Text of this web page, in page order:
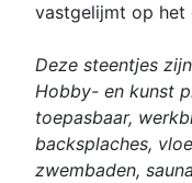
vastgelijmt op het
Deze steentjes
Hobby- en kunst
toepasbaar,
backsplaches,
zwembaden,